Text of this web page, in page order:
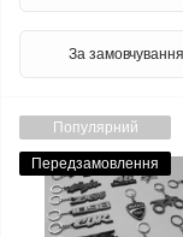
Популярний
Передзамовлення